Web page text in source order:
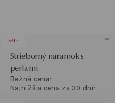
SALE
Strieborný náramok s
perlami
Bežná cena:
Najnižšia cena za 30 dní: